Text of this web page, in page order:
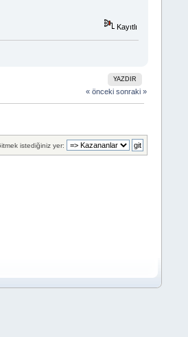
Kayıtlı
YAZDIR
« önceki sonraki »
istediğiniz yer: